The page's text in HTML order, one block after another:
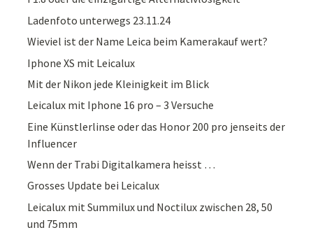
Ladenfoto unterwegs 23.11.24
Wieviel ist der Name Leica beim Kamerakauf wert?
Iphone XS mit Leicalux
Mit der Nikon jede Kleinigkeit im Blick
Leicalux mit Iphone 16 pro – 3 Versuche
Eine Künstlerlinse oder das Honor 200 pro jenseits der
Influencer
Wenn der Trabi Digitalkamera heisst …
Grosses Update bei Leicalux
Leicalux mit Summilux und Noctilux zwischen 28, 50
und 75mm